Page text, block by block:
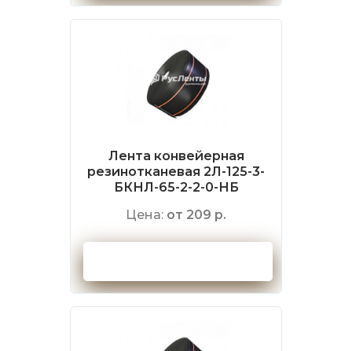
Лента конвейерная
резинотканевая 2Л-125-3-
БКНЛ-65-2-2-0-НБ
Цена: от 209 р.